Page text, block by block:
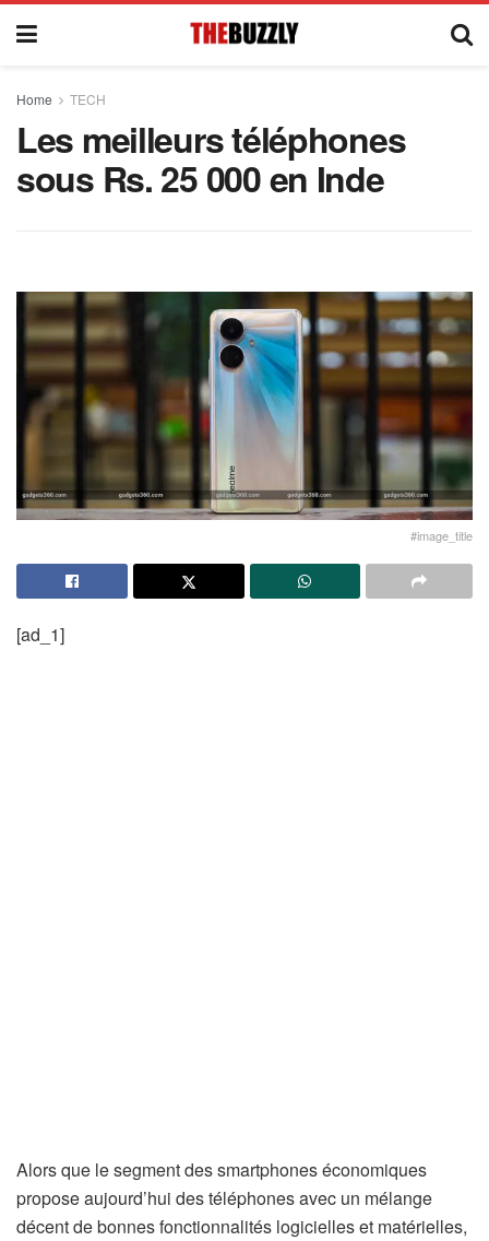
Home TECH
Les meilleurs téléphones
sous Rs. 25 000 en Inde
#image_title
[ad_1]
Alors que le segment des smartphones économiques
propose aujourd’hui des téléphones avec un mélange
décent de bonnes fonctionnalités logicielles et matérielles,